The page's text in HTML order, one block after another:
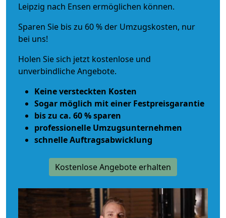
Leipzig nach Ensen ermöglichen können.
Sparen Sie bis zu 60 % der Umzugskosten, nur
bei uns!
Holen Sie sich jetzt kostenlose und
unverbindliche Angebote.
Keine versteckten Kosten
Sogar möglich mit einer Festpreisgarantie
bis zu ca. 60 % sparen
professionelle Umzugsunternehmen
schnelle Auftragsabwicklung
Kostenlose Angebote erhalten